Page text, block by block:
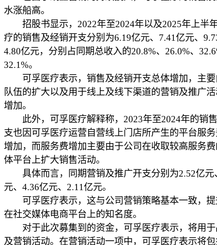
水涨船高。
招股书显示，2022年至2024年以及2025年上半
疗的销售及经销开支分别为6.19亿元、7.41亿元、
4.80亿元，分别占同期总收入的20.8%、26.0%、
32.1%。
可孚医疗表示，销售及经销开支总体增加，主要
队伍的扩大以及用于线上及线下渠道的营销及推广
增加。
此外，可孚医疗解释称，2023年至2024年的销
支也因可孚医疗运营自营线上门店所产生的平台服
增加，而服务费增加主要由于公司在收取较高服务
体平台上扩大销售活动。
具体而言，同期营销及推广开支分别为2.52亿元
元、4.36亿元、2.11亿元。
可孚医疗表示，这与公司营销策略基本一致，提
在社交媒体电商平台上的知名度。
对于此次募集到的资金，可孚医疗表示，将用于
及营销活动。在营销活动一项中，可孚医疗表示将